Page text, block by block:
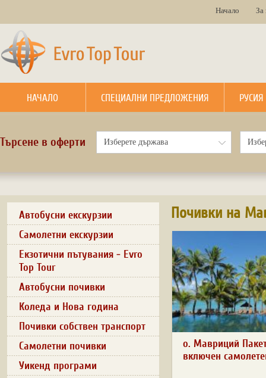
Начало За
НАЧАЛО СПЕЦИАЛНИ ПРЕДЛОЖЕНИЯ РУСИЯ
Търсене в оферти
Автобусни екскурзии
Самолетни екскурзии
Екзотични пътувания - Evro
Top Tour
Автобусни почивки
Коледа и Нова година
Почивки собствен транспорт
Самолетни почивки
Уикенд програми
Почивки на
о. Мавриций
включен